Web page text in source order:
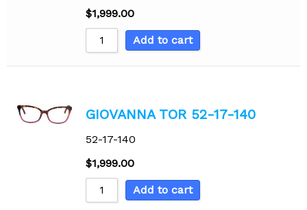
$1,999.00
Add to cart
GIOVANNA TOR 52-17-140
52-17-140
$1,999.00
Add to cart